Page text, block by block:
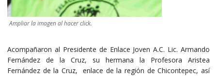
Ampliar la imagen al hacer click.
Acompañaron al Presidente de Enlace Joven A.C. Lic. Armando
Fernández de la Cruz, su hermana la Profesora Aristea
Fernández de la Cruz, enlace de la región de Chicontepec, así